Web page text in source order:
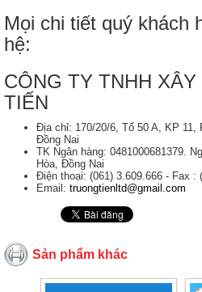
Mọi chi tiết quý khách
hệ:
CÔNG TY TNHH
TIẾN
Địa chỉ: 170/20/6, Tổ 50 A, KP 11,
Đồng Nai
TK Ngân hàng: 0481000681379.
Hòa, Đồng Nai
Điện thoại: (061) 3.609.666 - Fax :
Email: truongtienltd@gmail.com
Sản phẩm khác